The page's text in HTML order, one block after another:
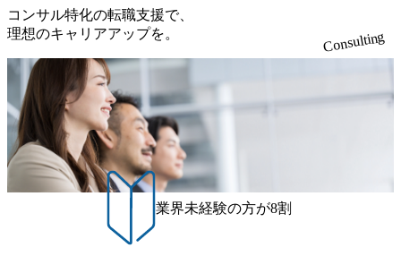
だきます。 アジャイル開発を通じて顧客の要望や提案を柔
軟に取り入れながら改善サイクルを回すため、ご自身の提
案がサービスに直接反映されやすく、高い貢献度を実感で
きます。 ● 勤務地 東京都渋谷区渋谷3丁目6-7 渋谷金王タワ
ー 事業所内禁煙(入居する施設に喫煙専用室あり) ・就業規
則により就業時間内の喫煙を全面的に禁止 ・禁煙サポート
制度あり オンライン ● 必須要件 以下いずれかのご経験をお
持ちの方 ・システム・ソフトウェア開発経験3年以上 ・要
件定義～基本設計など上流経験2年以上 ・PMO経験2年以上
● 歓迎要件 ・要件定義から詳細設計までのいずれかの上流
工程の経験 ・サブリーダー以上のマネジメント経験 ・お客
様との折衝経験、交渉経験 ・組織課題に対して主体的に業
務改善に取り組まれたご経験 ・アジャイル/スクラムへの興
③12時開始 2026年8月10日(月) 16:00 各回50分程度を想定 オ
ンライン 書類選考通過者
社時に10日間の間みっちりとコンサルの基礎を支援)を魅力
に感じ、他Big4ではなくアビームを選ぶ方も多数 アビーム
といえばSAPをはじめとしたシステム、とイメージされる
こともあるが実態としては経営戦略策定や新規事業立案な
どのトップラインを上げるための戦略案件も多く存在 特に
スポーツ&エンターテイメント領域ではBig4に先んじて注力
し、業界内で大きな存在感を誇る 社員の多様化する生活ス
タイルやライフイベントに対応した働きやすい職場環境を
実現するため、さまざまなサポート制度を導入している 多
文化理解や女性の活躍推進などの取り組み、また、フレッ
クス制度やフリーロケーション制度、フルリモート制度な
どの多様な働き方をサポートする制度が整備されている 202
6年8月23日(日) 9:00～18:00終了 2026年8月12日(水) 16:00 202
れており、これまで多くのNPO・NGOなどの非営利団体に
無償でコンサルティングを提供している。 2026年8月29日
(土) の対面Kick-offイベントを皮切りに1か月程度のプログラ
ム ※初回プログラム : 8月29日(土)10:00～13:30 2026年8月12
日(水) 16:00 Bain & Company Tokyoでは、「Tokyo Be Bold Pr
ogram (女性候補者向け選考支援プログラム)」を実施いたし
ます。クライアントに斬新なソリューションを提供し、複
雑な経営課題を解決するために、チームのダイバーシティ
は欠かせません。是非、ユニークな視点と高い志を持つ女
性の皆様に多数ご参画頂きたいと考え、プログラムを開催
性はどのように活躍をしているのか」、「ケース面接の経
験がなく対策の仕方が知りたい」などのお声をたくさんい
コンサル特化の転職支援で、
理想のキャリアアップを。
Consulting
業界未経験の方が8割